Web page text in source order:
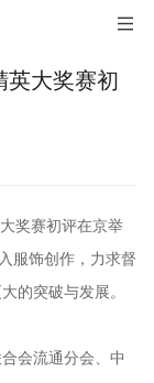
大奖赛初
奖赛初评在京举
服饰创作，力求督
的突破与发展。
会流通分会、中